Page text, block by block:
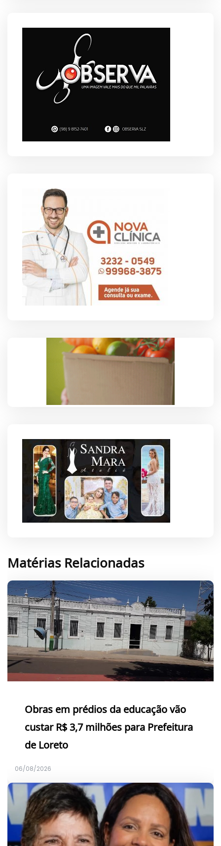
Matérias Relacionadas
Obras em prédios da educação vão
custar R$ 3,7 milhões para Prefeitura
de Loreto
06/08/2026